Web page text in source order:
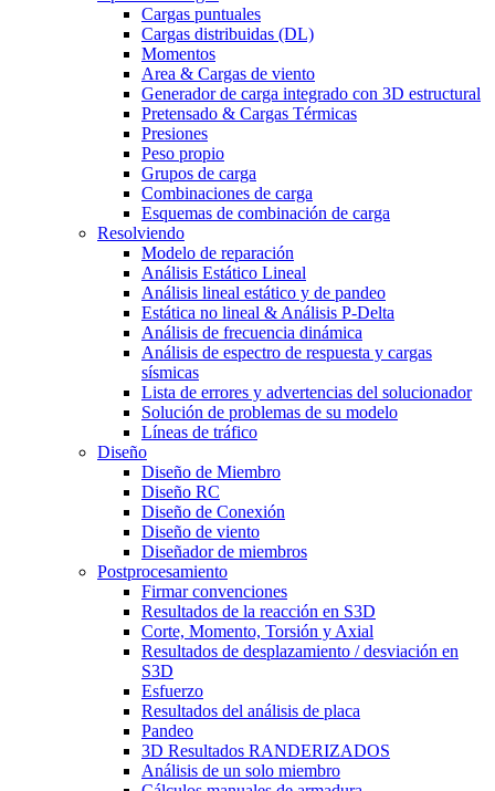
Cargas puntuales
Cargas distribuidas (DL)
Momentos
Area & Cargas de viento
Generador de carga integrado con 3D estructural
Pretensado & Cargas Térmicas
Presiones
Peso propio
Grupos de carga
Combinaciones de carga
Esquemas de combinación de carga
Resolviendo
Modelo de reparación
Análisis Estático Lineal
Análisis lineal estático y de pandeo
Estática no lineal & Análisis P-Delta
Análisis de frecuencia dinámica
Análisis de espectro de respuesta y cargas
sísmicas
Lista de errores y advertencias del solucionador
Solución de problemas de su modelo
Líneas de tráfico
Diseño
Diseño de Miembro
Diseño RC
Diseño de Conexión
Diseño de viento
Diseñador de miembros
Postprocesamiento
Firmar convenciones
Resultados de la reacción en S3D
Corte, Momento, Torsión y Axial
Resultados de desplazamiento / desviación en
S3D
Esfuerzo
Resultados del análisis de placa
Pandeo
3D Resultados RANDERIZADOS
Análisis de un solo miembro